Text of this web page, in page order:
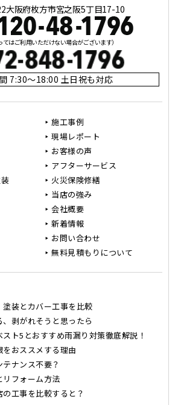
大阪府枚方市宮之阪5丁目17-10
てはご利用いただけない場合がございます）
7:30～18:00 土日祝も対応
施工事例
現場レポート
お客様の声
アフターサービス
火災保険修繕
当店の強み
会社概要
新着情報
お問い合わせ
無料見積もりについて
装とカバー工事を比較
剥がれそうと思ったら
ト5とおすすめ雨漏り対策徹底解説！
おススメする理由
ナンス不要？
フォーム方法
工事を比較すると？